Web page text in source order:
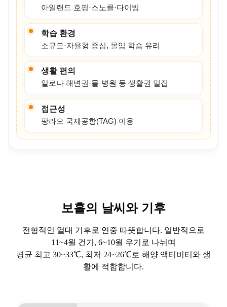
아일랜드 호핑·스노클·다이빙
학습 환경
소규모·자율형 중심, 몰입 학습 유리
생활 편의
알로나 해변권·몰·병원 등 생활권 밀집
접근성
팡라오 국제공항(TAG) 이용
보홀의 날씨와 기후
전형적인 열대 기후로 연중 따뜻합니다. 일반적으로
11~4월 건기, 6~10월 우기로 나뉘며
평균 최고 30~33℃, 최저 24~26℃로 해양 액티비티와 생
활에 적합합니다.